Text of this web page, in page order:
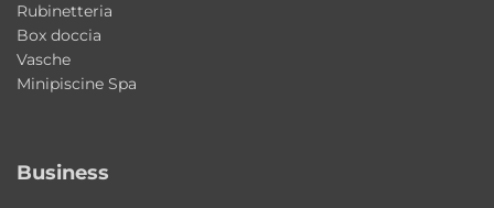
Ideale per bagni moderni e contemporanei
Le forme geometriche e la finitura smaltata
rendono questo lavabo perfetto per
Rubinetteria
Box doccia
Vasche
Minipiscine Spa
Business